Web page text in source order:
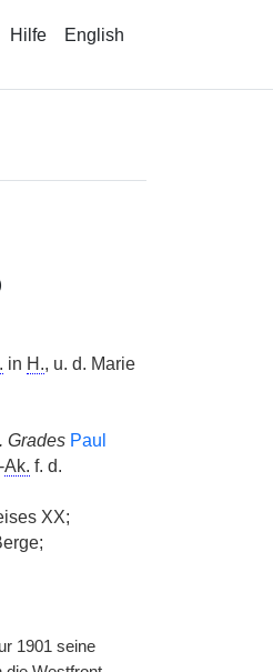
Hilfe English
in H., u. d. Marie
Grades Paul
Ak. f. d.
XX;
1901 seine